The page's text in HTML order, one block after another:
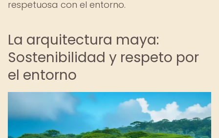
respetuosa con el entorno.
La arquitectura maya:
Sostenibilidad y respeto por
el entorno